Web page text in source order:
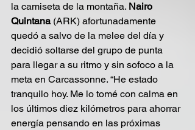
la camiseta de la montaña. Nairo
Quintana (ARK) afortunadamente
quedó a salvo de la melee del día y
decidió soltarse del grupo de punta
para llegar a su ritmo y sin sofoco a la
meta en Carcassonne. “He estado
tranquilo hoy. Me lo tomé con calma en
los últimos diez kilómetros para ahorrar
energía pensando en las próximas